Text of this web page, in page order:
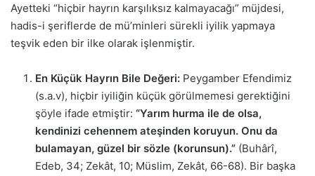
Ayetteki “hiçbir hayrın karşılıksız kalmayacağı” müjdesi,
hadis-i şeriflerde de mü’minleri sürekli iyilik yapmaya
teşvik eden bir ilke olarak işlenmiştir.
En Küçük Hayrın Bile Değeri: Peygamber Efendimiz
(s.a.v), hiçbir iyiliğin küçük görülmemesi gerektiğini
şöyle ifade etmiştir: “Yarım hurma ile de olsa,
kendinizi cehennem ateşinden koruyun. Onu da
bulamayan, güzel bir sözle (korunsun).” (Buhârî,
Edeb, 34; Zekât, 10; Müslim, Zekât, 66-68). Bir başka